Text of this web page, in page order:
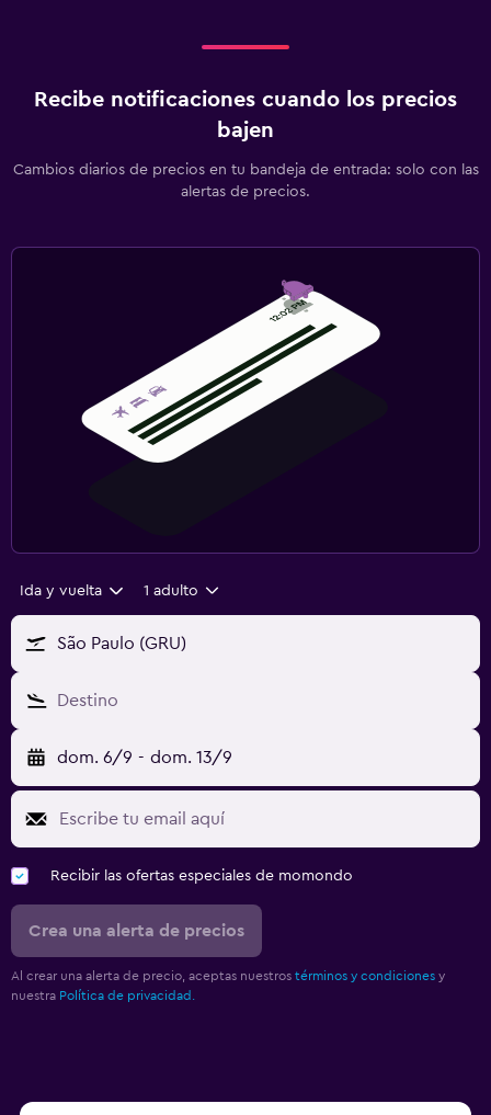
Recibe notificaciones cuando los precios
bajen
Cambios diarios de precios en tu bandeja de entrada: solo con las
alertas de precios.
Ida y vuelta 1 adulto
São Paulo (GRU)
Destino
dom. 6/9 - dom. 13/9
Recibir las ofertas especiales de momondo
Crea una alerta de precios
Al crear una alerta de precio, aceptas nuestros términos y condiciones y
nuestra Política de privacidad.